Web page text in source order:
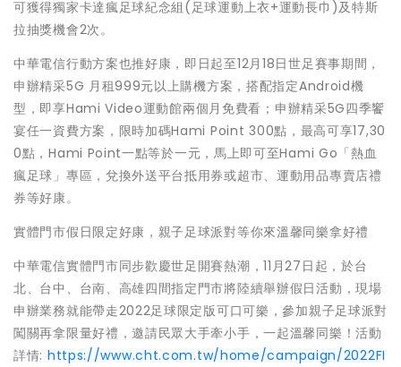
可獲得獨家卡達瘋足球紀念組(足球運動上衣+運動長巾)及特斯
拉抽獎機會2次。
中華電信行動方案也推好康，即日起至12月18日世足賽事期間，
申辦精采5G 月租999元以上購機方案，搭配指定Android機
型，即享Hami Video運動館兩個月免費看；申辦精采5G四季饗
宴任一資費方案，限時加碼Hami Point 300點，最高可享17,30
0點，Hami Point一點等於一元，馬上即可至Hami Go「熱血
瘋足球」專區，兌換外送平台抵用券或超市、運動用品專賣店禮
券等好康。
實體門市假日限定好康，親子足球派對等你來溫馨同樂拿好禮
中華電信實體門市同步歡慶世足開賽熱潮，11月27日起，於台
北、台中、台南、高雄四間指定門市將陸續舉辦假日活動，現場
申辦業務就能帶走2022足球限定版可口可樂，參加親子足球派對
闖關再拿限量好禮，邀請民眾大手牽小手，一起溫馨同樂！活動
詳情: https://www.cht.com.tw/home/campaign/2022FI